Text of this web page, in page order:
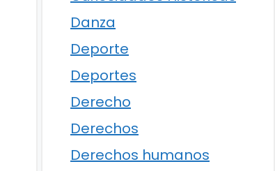
Danza
Deporte
Deportes
Derecho
Derechos
Derechos humanos